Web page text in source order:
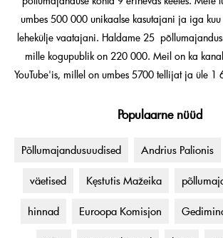
umbes 500 000 unikaalse kasutajani ja iga
lehekülje vaatajani. Haldame 25
mille kogupublik on 220 000. Meil on ka
YouTube'is, millel on umbes 5700 tellijat ja üle 1
Populaarne nüüd
Põllumajandusuudised Andrius Palionis
väetised Kęstutis Mažeika
hinnad Euroopa Komisjon